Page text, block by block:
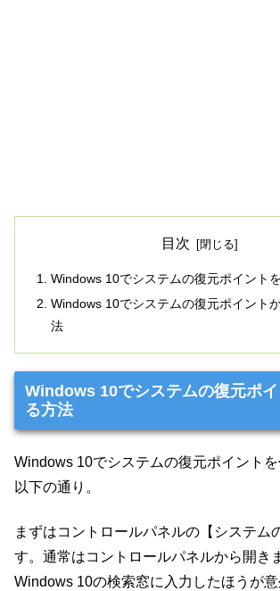
目次
Windows 10でシステムの復元ポイント
Windows 10でシステムの復元ポイント
法
Windows 10でシステムの復元ポ
る方法
Windows 10でシステムの復元ポイント
以下の通り。
まずはコントロールパネルの【システム
す。通常はコントロールパネルから開き
Windows 10の検索窓に入力したほうが意